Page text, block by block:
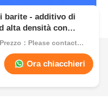
barite - additivo di
alta densità con
e inerzia chimicaPrezzo：Please contact customer service
Ora chiacchieri